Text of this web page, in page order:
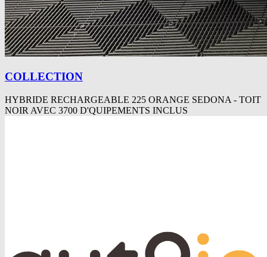
COLLECTION
HYBRIDE RECHARGEABLE 225 ORANGE SEDONA - TOIT
NOIR AVEC 3700 D'QUIPEMENTS INCLUS